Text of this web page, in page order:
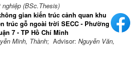
nghiệp (BSc.Thesis)
gian kiến trúc cảnh quan khu
trúc gỗ ngoài trời SECC - Phường
7 - TP Hồ Chí Minh
Minh, Thành; Advisor: Nguyễn Văn,